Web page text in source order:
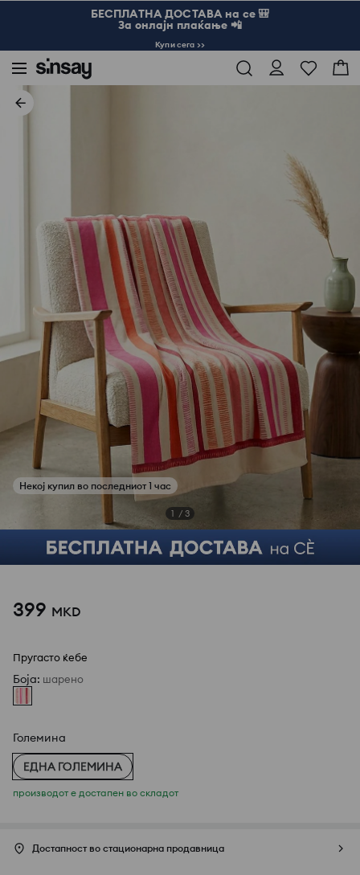
БЕСПЛАТНА ДОСТАВА на се 🎒
За онлајн плаќање 📲
Купи сега >>
1 / 3
399 MKD
Пругасто ќебе
Боја: шарено
Големина
ЕДНА ГОЛЕМИНА
производот е достапен во складот
Достапност во стационарна продавница